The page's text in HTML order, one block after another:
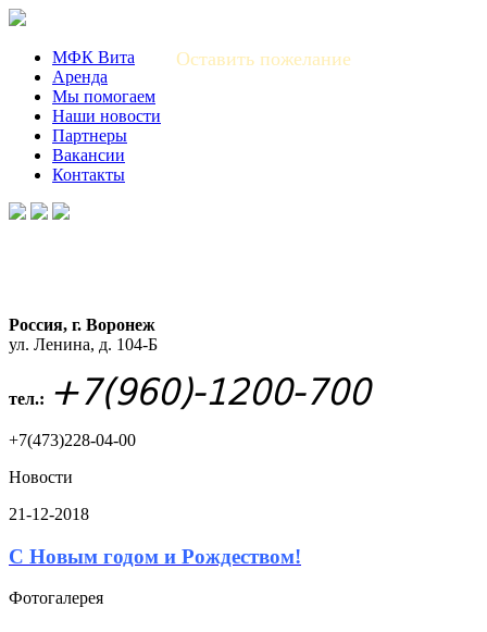
Оставить пожелание
МФК Вита
Аренда
Мы помогаем
Наши новости
Партнеры
Вакансии
Контакты
Россия, г. Воронеж
ул. Ленина, д. 104-Б
тел.: +7(960)-1200-700
+7(473)228-04-00
Новости
21-12-2018
С Новым годом и Рождеством!
Фотогалерея